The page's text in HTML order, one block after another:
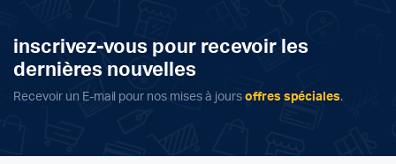
inscrivez-vous pour recevoir les
dernières nouvelles
Recevoir un E-mail pour nos mises à jours offres spéciales.